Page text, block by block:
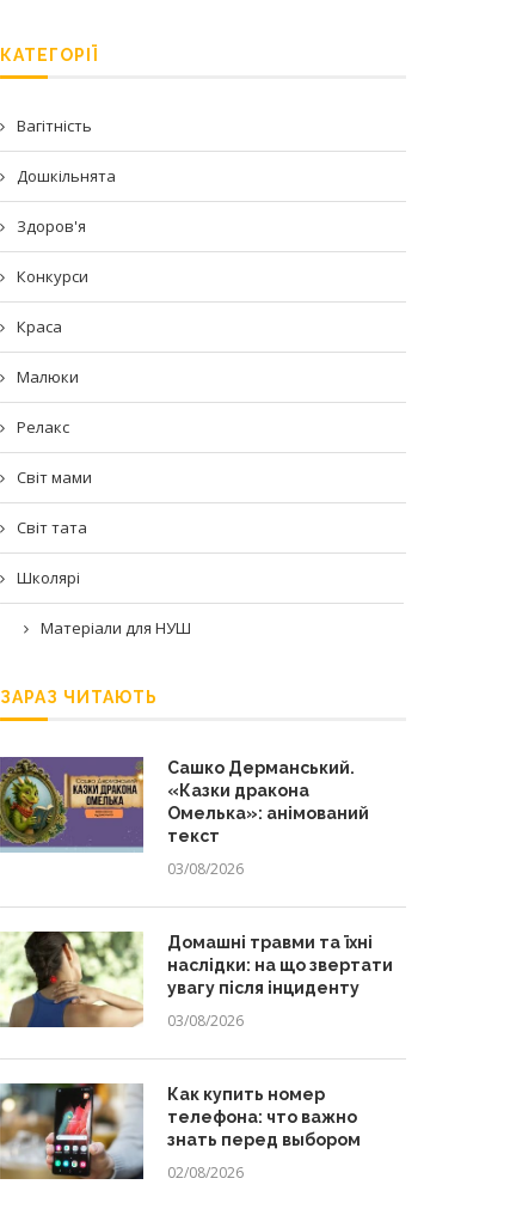
КАТЕГОРІЇ
Вагітність
Дошкільнята
Здоров'я
Конкурси
Краса
Малюки
Релакс
Світ мами
Світ тата
Школярі
Матеріали для НУШ
ЗАРАЗ ЧИТАЮТЬ
Сашко Дерманський.
«Казки дракона
Омелька»: анімований
текст
03/08/2026
Домашні травми та їхні
наслідки: на що звертати
увагу після інциденту
03/08/2026
Как купить номер
телефона: что важно
знать перед выбором
02/08/2026